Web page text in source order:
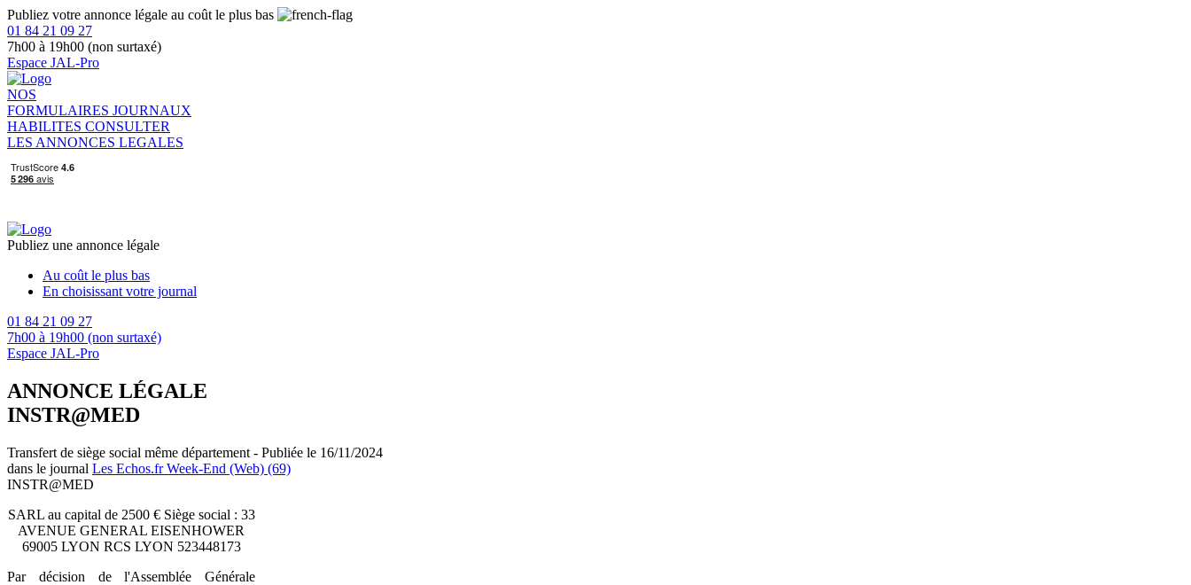
Publiez votre annonce légale au coût le plus bas
01 84 21 09 27
7h00 à 19h00 (non surtaxé)
Espace JAL-Pro
NOS
FORMULAIRES JOURNAUX
HABILITES CONSULTER
LES ANNONCES LEGALES
Publiez une annonce légale
Au coût le plus bas
En choisissant votre journal
01 84 21 09 27
7h00 à 19h00 (non surtaxé)
Espace JAL-Pro
ANNONCE LÉGALE
INSTR@MED
Transfert de siège social même département - Publiée le 16/11/2024
dans le journal Les Echos.fr Week-End (Web) (69)
INSTR@MED
SARL au capital de 2500 € Siège social : 33
AVENUE GENERAL EISENHOWER
69005 LYON RCS LYON 523448173
Par décision de l'Assemblée Générale